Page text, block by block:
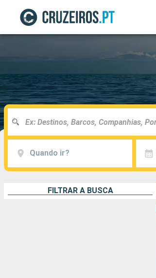
Quando ir?
FILTRAR A BUSCA